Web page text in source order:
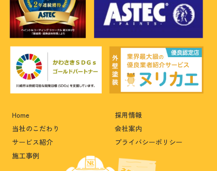
Home
採用情報
当社のこだわり
会社案内
サービス紹介
プライバシーポリシー
施工事例